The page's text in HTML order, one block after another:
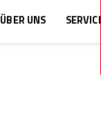
ÜBER UNS SERVICE